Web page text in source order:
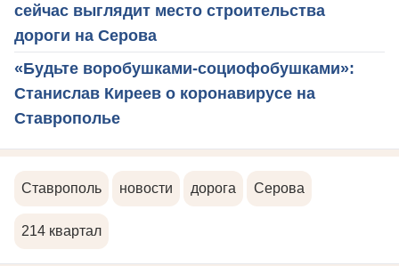
сейчас выглядит место строительства
дороги на Серова
«Будьте воробушками-социофобушками»:
Станислав Киреев о коронавирусе на
Ставрополье
Ставрополь новости дорога Серова
214 квартал